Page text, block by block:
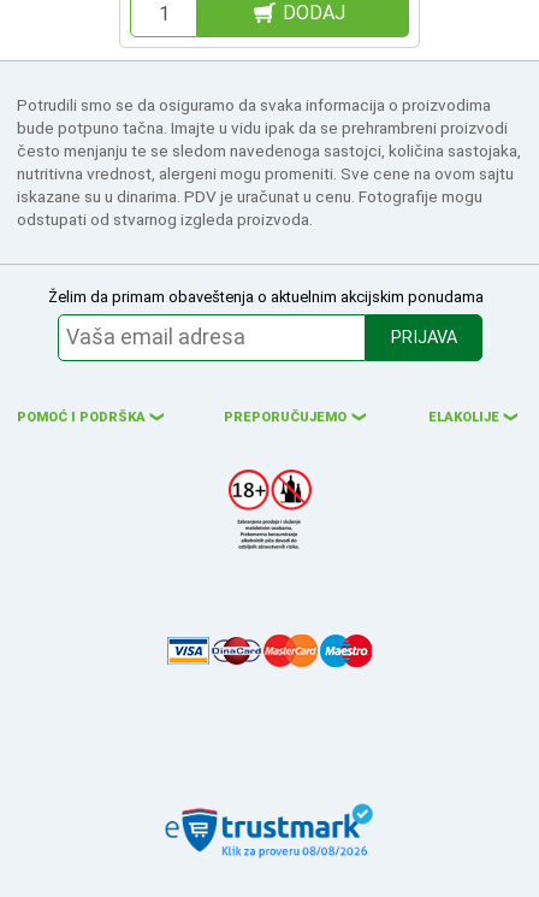
DODAJ
Potrudili smo se da osiguramo da svaka informacija o proizvodima
bude potpuno tačna. Imajte u vidu ipak da se prehrambreni proizvodi
često menjanju te se sledom navedenoga sastojci, količina sastojaka,
nutritivna vrednost, alergeni mogu promeniti. Sve cene na ovom sajtu
iskazane su u dinarima. PDV je uračunat u cenu. Fotografije mogu
odstupati od stvarnog izgleda proizvoda.
Želim da primam obaveštenja o aktuelnim akcijskim ponudama
PRIJAVA
POMOĆ I PODRŠKA ❮ PREPORUČUJEMO ❮ ELAKOLIJE ❮